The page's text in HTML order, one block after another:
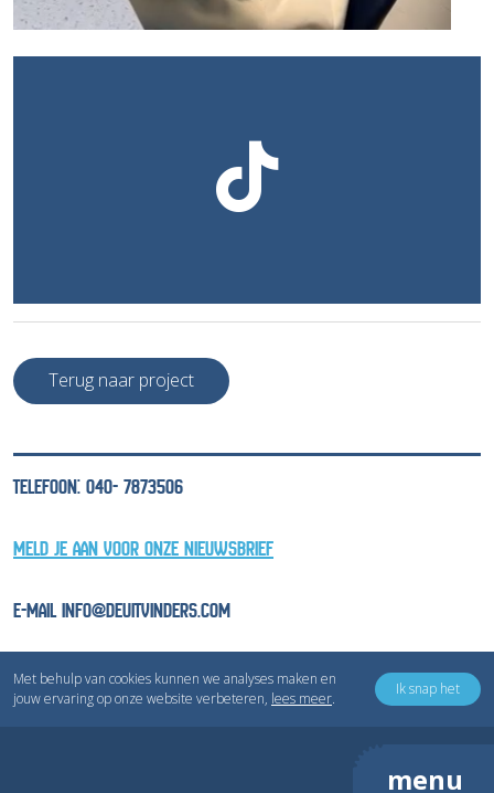
Met behulp van cookies kunnen we analyses maken en
jouw ervaring op onze website verbeteren, lees meer.
Ik snap het
menu
Terug naar project
TELEFOON: 040- 7873506
MELD JE AAN VOOR ONZE NIEUWSBRIEF
E-MAIL INFO@DEUITVINDERS.COM